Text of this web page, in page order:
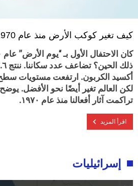
كيف تغير كوكب الأرض منذ عام 1970؟
لكن العالم تغير أيضًا نحو الأفضل.
تراكمت آثار أفعالنا منذ عام ١٩٧٠.
اقرأ المزيد
إسرائيليات